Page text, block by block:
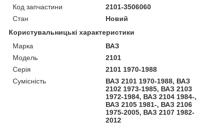
Код запчастини
2101-3506060
Стан
Новий
Користувальницькі характеристики
Марка
ВАЗ
Модель
2101
Серія
2101 1970-1988
Сумісність
ВАЗ 2101 1970-1988, ВАЗ
2102 1973-1985, ВАЗ 2103
1972-1984, ВАЗ 2104 1984-,
ВАЗ 2105 1981-, ВАЗ 2106
1975-2005, ВАЗ 2107 1982-
2012